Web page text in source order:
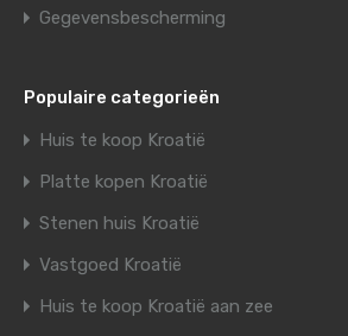
Gegevensbescherming
Populaire categorieën
Huis te koop Kroatië
Platte kopen Kroatië
Stenen huis Kroatië
Vastgoed Kroatië
Huis te koop Kroatië aan zee